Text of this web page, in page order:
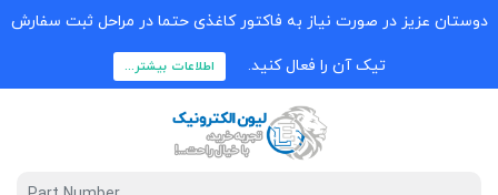
دوستان عزیز در صورت نیاز به فاکتور کاغذی حتما در مراحل ثبت سفارش
تیک آن را فعال کنید. اطلاعات بیشتر...